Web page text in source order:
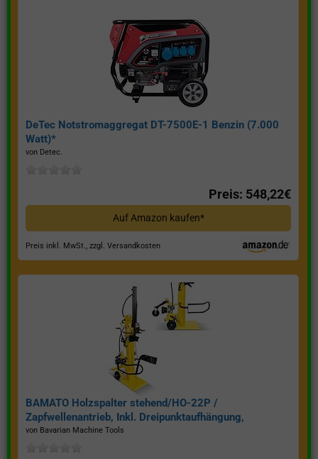
DeTec Notstromaggregat DT-7500E-1 Benzin (7.000
Watt)*
von Detec.
Preis: 548,22€
Auf Amazon kaufen*
Preis inkl. MwSt., zzgl. Versandkosten
BAMATO Holzspalter stehend/HO-22P /
Zapfwellenantrieb, Inkl. Dreipunktaufhängung,
Spaltkraft 22 Tonnen*
von Bavarian Machine Tools